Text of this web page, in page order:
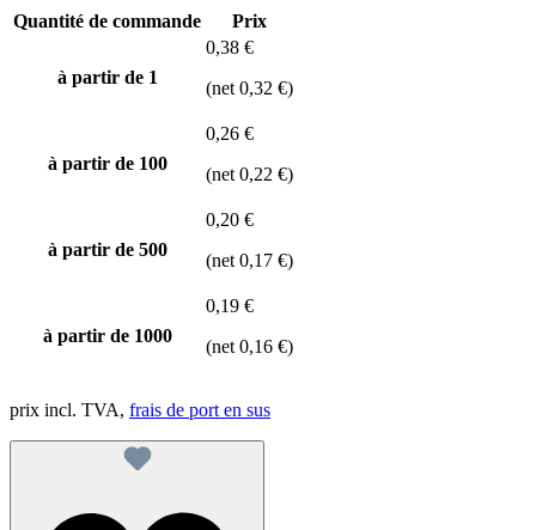
Quantité de commande Prix
à partir de 1
0,38 €
(net 0,32 €)
à partir de 100
0,26 €
(net 0,22 €)
à partir de 500
0,20 €
(net 0,17 €)
à partir de 1000
0,19 €
(net 0,16 €)
prix incl. TVA, frais de port en sus